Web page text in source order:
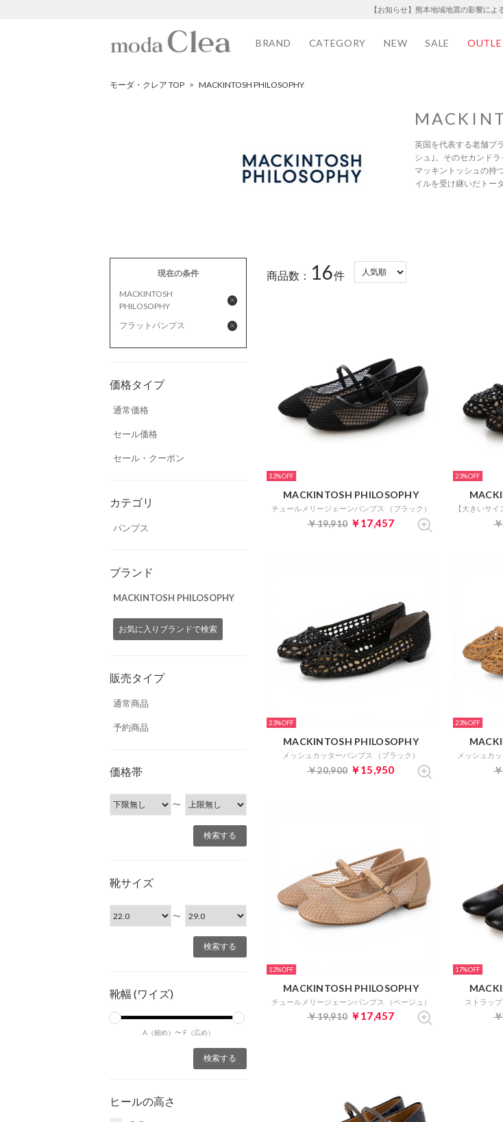
【お知らせ】熊本地域地震の影響によ
BRAND CATEGORY NEW SALE
モーダ・クレア TOP > MACKINTOSH PHILOSOPHY
英国を代表する老舗ブ
シュ｣。そのセカンド
マッキントッシュの持
イルを受け継いだトー
現在の条件
MACKINTOSH
PHILOSOPHY
フラットパンプス
価格タイプ
通常価格
セール価格
セール・クーポン
カテゴリ
パンプス
ブランド
MACKINTOSH PHILOSOPHY
お気に入りブランドで検索
販売タイプ
通常商品
予約商品
価格帯
〜
靴サイズ
〜
靴幅 (ワイズ)
A（細め）〜 F（広め）
ヒールの高さ
商品数： 16件
12%
MACKINTOSH PHILOSOPHY
チュールメリージェーンパンプス （ブラック）
￥19,910 ￥17,457
23%
23%
MACKINTOSH PHILOSOPHY
メッシュカッターパンプス （ブラック）
￥20,900 ￥15,950
23%
メッシュカ
12%
MACKINTOSH PHILOSOPHY
チュールメリージェーンパンプス （ベージュ）
￥19,910 ￥17,457
17%
ストラッ